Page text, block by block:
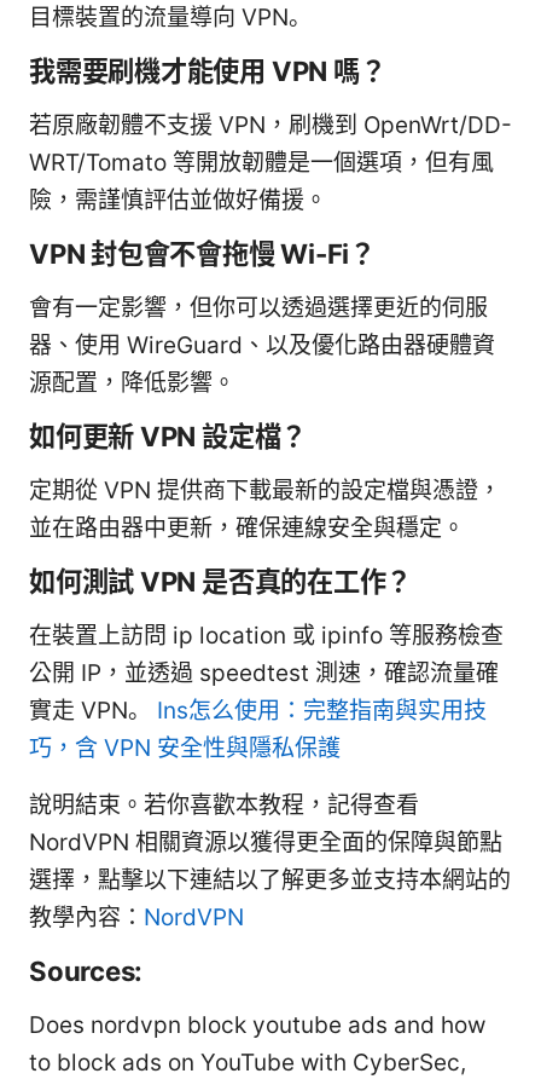
目標裝置的流量導向 VPN。
我需要刷機才能使用 VPN 嗎？
若原廠韌體不支援 VPN，刷機到 OpenWrt/DD-
WRT/Tomato 等開放韌體是一個選項，但有風
險，需謹慎評估並做好備援。
VPN 封包會不會拖慢 Wi-Fi？
會有一定影響，但你可以透過選擇更近的伺服
器、使用 WireGuard、以及優化路由器硬體資
源配置，降低影響。
如何更新 VPN 設定檔？
定期從 VPN 提供商下載最新的設定檔與憑證，
並在路由器中更新，確保連線安全與穩定。
如何測試 VPN 是否真的在工作？
在裝置上訪問 ip location 或 ipinfo 等服務檢查
公開 IP，並透過 speedtest 測速，確認流量確
實走 VPN。 Ins怎么使用：完整指南與实用技
巧，含 VPN 安全性與隱私保護
說明結束。若你喜歡本教程，記得查看
NordVPN 相關資源以獲得更全面的保障與節點
選擇，點擊以下連結以了解更多並支持本網站的
教學內容： NordVPN
Sources:
Does nordvpn block youtube ads and how
to block ads on YouTube with CyberSec,